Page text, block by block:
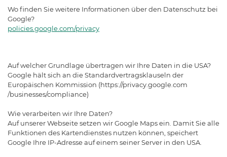
Wo finden Sie weitere Informationen über den Datenschutz bei
Google?
policies.google.com/privacy
Auf welcher Grundlage übertragen wir Ihre Daten in die USA?
Google hält sich an die Standardvertragsklauseln der
Europäischen Kommission (https://privacy.google.com
/businesses/compliance)
Wie verarbeiten wir Ihre Daten?
Auf unserer Webseite setzen wir Google Maps ein. Damit Sie alle
Funktionen des Kartendienstes nutzen können, speichert
Google Ihre IP-Adresse auf einem seiner Server in den USA.